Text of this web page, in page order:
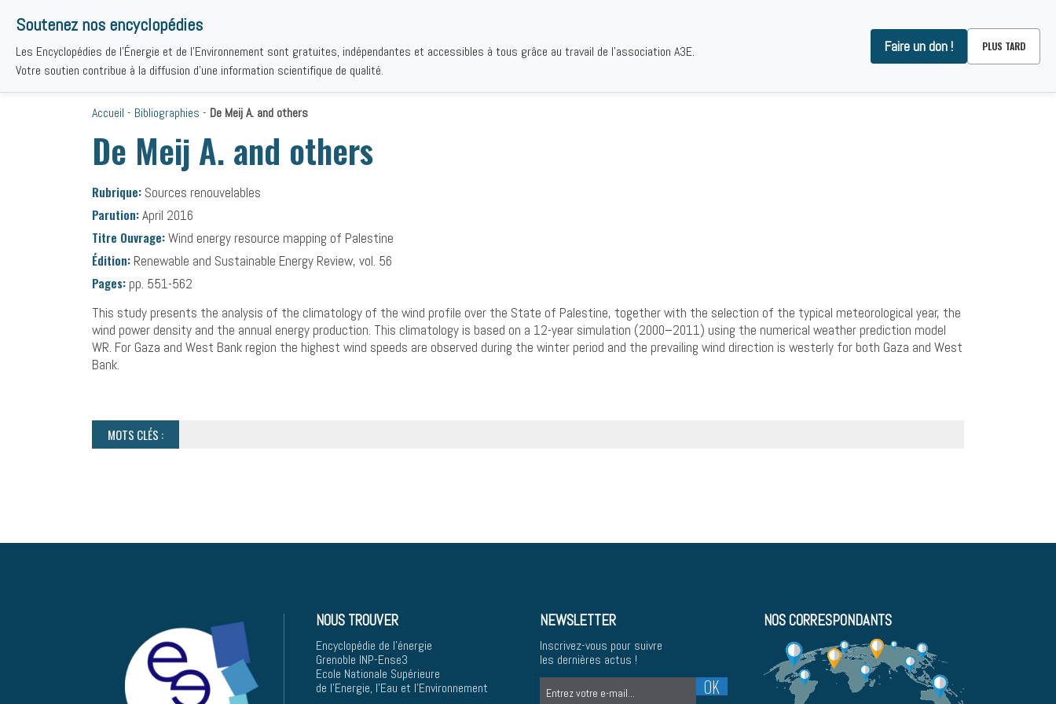
THÉMATIQUES AUTEURS INSTITUTIONS BIBLIOGRAPHIES QUI SOMMES-NOUS ?
Accueil - Bibliographies - De Meij A. and others
De Meij A. and others
Rubrique: Sources renouvelables
Parution:April 2016
Titre Ouvrage:Wind energy resource mapping of Palestine
Édition: Renewable and Sustainable Energy Review, vol. 56
Pages: pp. 551-562
This study presents the analysis of the climatology of the wind profile over the State of Palestine, together with the selection of the typical meteorological year, the
wind power density and the annual energy production. This climatology is based on a 12-year simulation (2000–2011) using the numerical weather prediction model
WR. For Gaza and West Bank region the highest wind speeds are observed during the winter period and the prevailing wind direction is westerly for both Gaza and West
Bank.
MOTS CLÉS :
NOUS TROUVER
Encyclopédie de l'énergie
Grenoble INP-Ense3
Ecole Nationale Supérieure
de l'Energie, l'Eau et l'Environnement
NEWSLETTER
Inscrivez-vous pour suivre
les dernières actus !
NOS CORRESPONDANTS
Soutenez nos encyclopédies
Les Encyclopédies de l'Énergie et de l'Environnement sont gratuites, indépendantes et accessibles à tous grâce au travail de l'association A3E.
Votre soutien contribue à la diffusion d'une information scientifique de qualité.
Faire un don ! PLUS TARD